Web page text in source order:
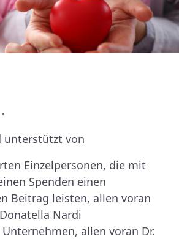
unterstützt von
Einzelpersonen, die mit
Spenden einen
Beitrag leisten, allen voran
Nardi
allen voran Dr.